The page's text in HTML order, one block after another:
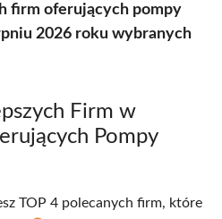
firm oferujących pompy
2026 roku wybranych
Firm w
Pompy
TOP 4 polecanych firm, które